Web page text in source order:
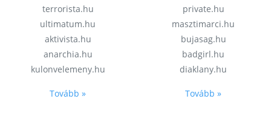
terrorista.hu
ultimatum.hu
aktivista.hu
anarchia.hu
kulonvelemeny.hu
Tovább »
private.hu
masztimarci.hu
bujasag.hu
badgirl.hu
diaklany.hu
Tovább »